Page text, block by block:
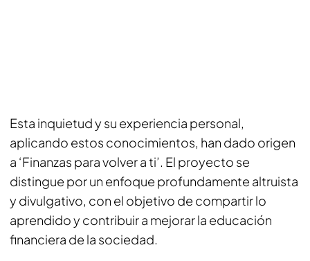
Esta inquietud y su experiencia personal,
aplicando estos conocimientos, han dado origen
a ‘Finanzas para volver a ti’. El proyecto se
distingue por un enfoque profundamente altruista
y divulgativo, con el objetivo de compartir lo
aprendido y contribuir a mejorar la educación
financiera de la sociedad.